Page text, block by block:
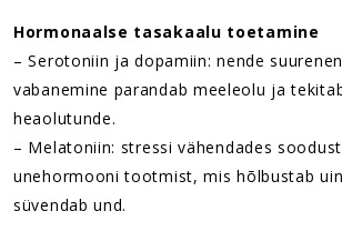
Hormonaalse tasakaalu toetamine
– Serotoniin ja dopamiin: nende
vabanemine parandab meeleolu ja
heaolutunde.
– Melatoniin: stressi vähendades
unehormooni tootmist, mis hõlbustab
süvendab und.